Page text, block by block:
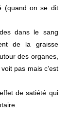
(quand on se dit
dans le sang
de la graisse
des organes,
pas mais c’est
de satiété qui